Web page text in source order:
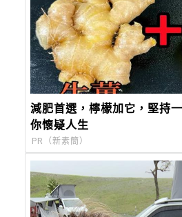
減肥首選，檸檬加它，堅持
你懷疑人生
PR（新素簡）